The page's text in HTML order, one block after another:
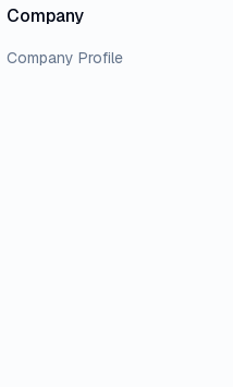
Company
Company Profile